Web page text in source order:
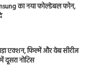
का नया फोल्डेबल फोन,
एक्शन, फिल्में और वेब सीरीज
दूसरा नोटिस